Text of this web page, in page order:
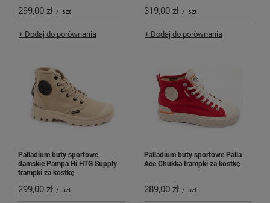
299,00 zł / szt.
+ Dodaj do porównania
319,00 zł / szt.
+ Dodaj do porównania
Palladium buty sportowe
damskie Pampa Hi HTG Supply
trampki za kostkę
299,00 zł / szt.
Palladium buty sportowe Palla
Ace Chukka trampki za kostkę
289,00 zł / szt.